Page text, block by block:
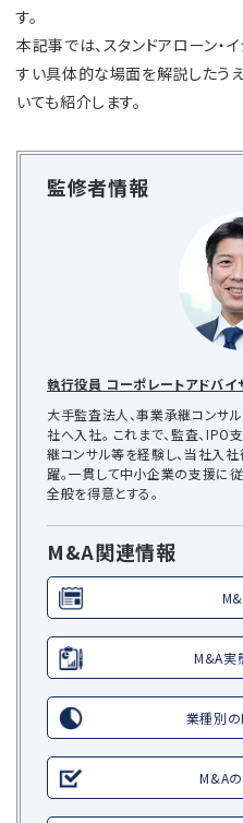
す。
本記事では、スタンドアローン
すい具体的な場面を解説したう
いても紹介します。
監修者情報
執行役員 コーポレートアドバ
大手監査法人、事業承継コンサ
社へ入社。 これまで、監査、IPO
継コンサル等を経験し、当社入
躍。一貫して中小企業の支援に
全般を得意とする。
M&A関連情報
M&A実
業種別
M&A